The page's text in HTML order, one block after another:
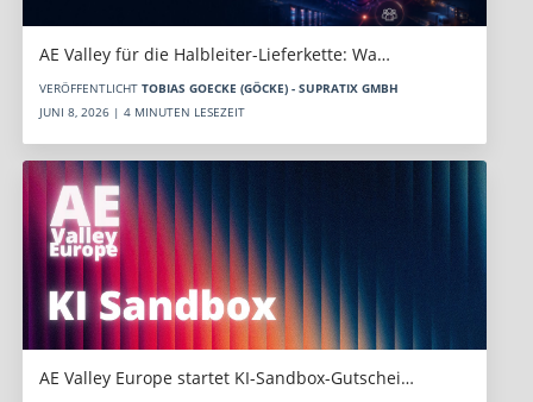
AE Valley für die Halbleiter-Lieferkette: Wa…
VERÖFFENTLICHT TOBIAS GOECKE (GÖCKE) - SUPRATIX GMBH
JUNI 8, 2026 | 4 MINUTEN LESEZEIT
AE Valley Europe startet KI-Sandbox-Gutschei…